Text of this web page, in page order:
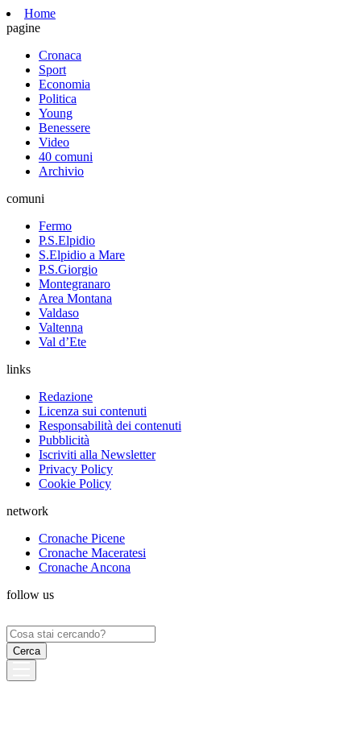
Home
pagine
Cronaca
Sport
Economia
Politica
Young
Benessere
Video
40 comuni
Archivio
comuni
Fermo
P.S.Elpidio
S.Elpidio a Mare
P.S.Giorgio
Montegranaro
Area Montana
Valdaso
Valtenna
Val d’Ete
links
Redazione
Licenza sui contenuti
Responsabilità dei contenuti
Pubblicità
Iscriviti alla Newsletter
Privacy Policy
Cookie Policy
network
Cronache Picene
Cronache Maceratesi
Cronache Ancona
follow us
Ricerca
per: